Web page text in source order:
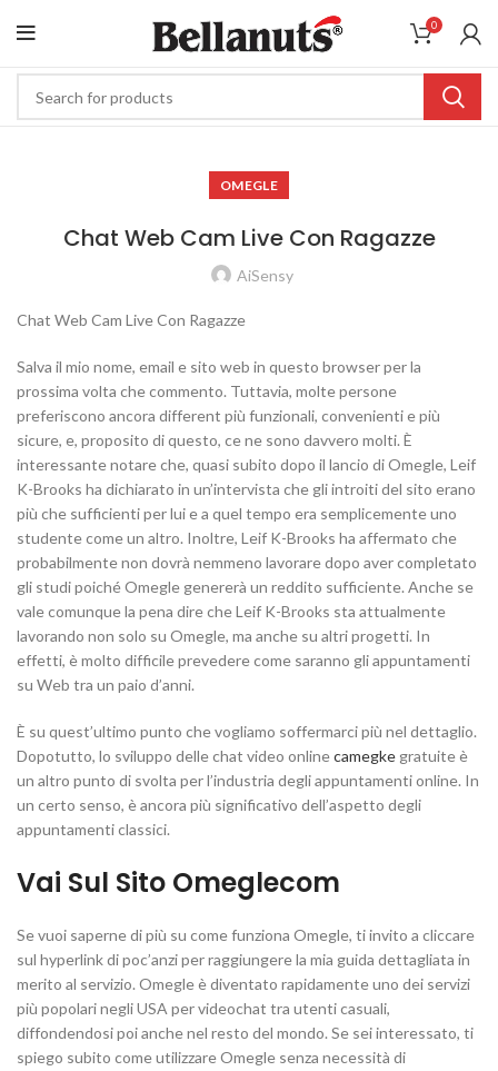
0
OMEGLE
Chat Web Cam Live Con Ragazze
AiSensy
Chat Web Cam Live Con Ragazze
Salva il mio nome, email e sito web in questo browser per la
prossima volta che commento. Tuttavia, molte persone
preferiscono ancora different più funzionali, convenienti e più
sicure, e, proposito di questo, ce ne sono davvero molti. È
interessante notare che, quasi subito dopo il lancio di Omegle, Leif
K-Brooks ha dichiarato in un’intervista che gli introiti del sito erano
più che sufficienti per lui e a quel tempo era semplicemente uno
studente come un altro. Inoltre, Leif K-Brooks ha affermato che
probabilmente non dovrà nemmeno lavorare dopo aver completato
gli studi poiché Omegle genererà un reddito sufficiente. Anche se
vale comunque la pena dire che Leif K-Brooks sta attualmente
lavorando non solo su Omegle, ma anche su altri progetti. In
effetti, è molto difficile prevedere come saranno gli appuntamenti
su Web tra un paio d’anni.
È su quest’ultimo punto che vogliamo soffermarci più nel dettaglio.
Dopotutto, lo sviluppo delle chat video onlinecamegke gratuite è
un altro punto di svolta per l’industria degli appuntamenti online. In
un certo senso, è ancora più significativo dell’aspetto degli
appuntamenti classici.
Vai Sul Sito Omeglecom
Se vuoi saperne di più su come funziona Omegle, ti invito a cliccare
sul hyperlink di poc’anzi per raggiungere la mia guida dettagliata in
merito al servizio. Omegle è diventato rapidamente uno dei servizi
più popolari negli USA per videochat tra utenti casuali,
diffondendosi poi anche nel resto del mondo. Se sei interessato, ti
spiego subito come utilizzare Omegle senza necessità di